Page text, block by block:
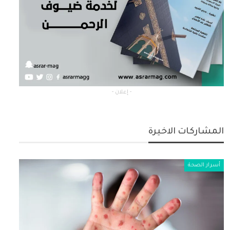
- إعلان -
المشاركات الاخيرة
أسرار الصحة